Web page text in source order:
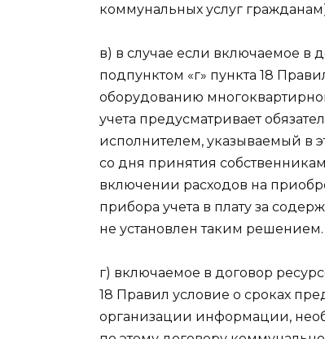
коммунальных услуг
в) в случае если включаемое в
подпунктом «г» пункта 18
оборудованию
учета предусматривает
исполнителем, указываемый в
со дня принятия
включении расходов на
прибора учета в плату за
не установлен таким
г) включаемое в договор
18 Правил условие о сроках
организации информации,